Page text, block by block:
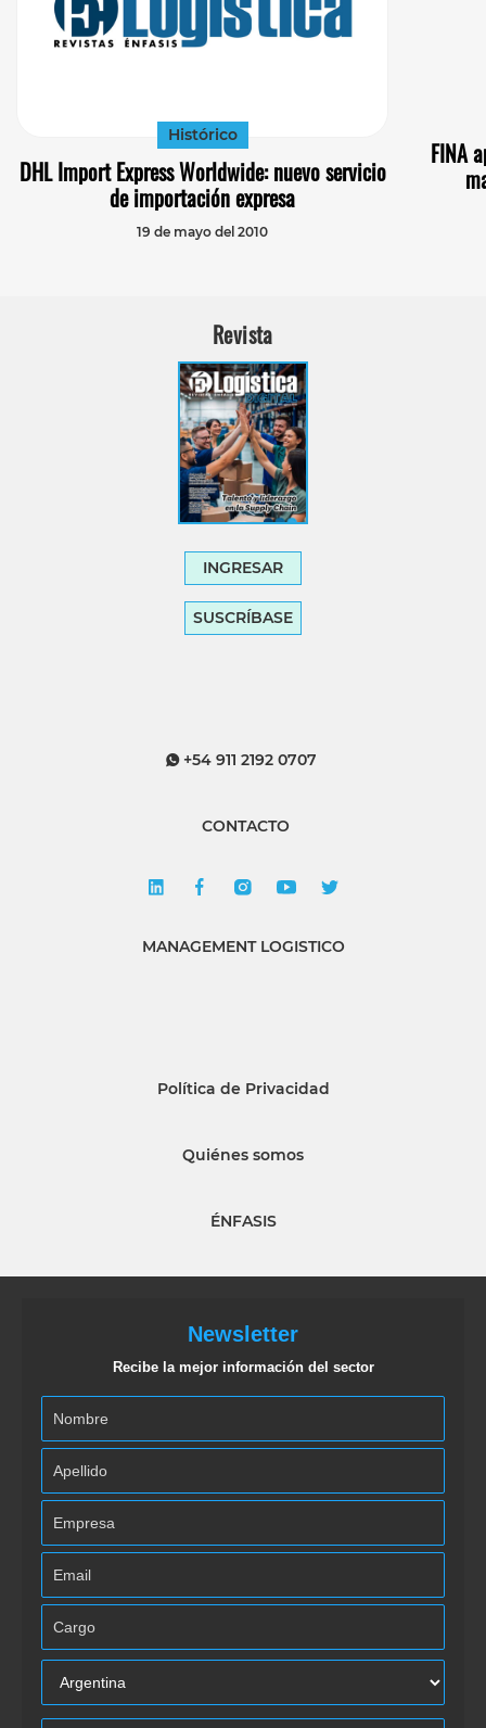
Histórico
DHL Import Express Worldwide: nuevo servicio
de importación expresa
19 de mayo del 2010
FINA
Revista
INGRESAR
SUSCRÍBASE
+54 911 2192 0707
CONTACTO
MANAGEMENT LOGISTICO
Política de Privacidad
Quiénes somos
ÉNFASIS
Newsletter
Recibe la mejor información del sector